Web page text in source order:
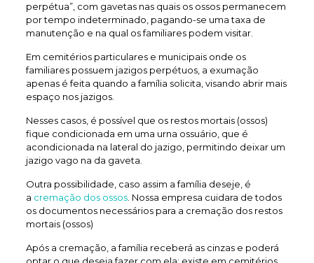
perpétua”, com gavetas nas quais os ossos permanecem
por tempo indeterminado, pagando-se uma taxa de
manutenção e na qual os familiares podem visitar.
Em cemitérios particulares e municipais onde os
familiares possuem jazigos perpétuos, a exumação
apenas é feita quando a família solicita, visando abrir mais
espaço nos jazigos.
Nesses casos, é possível que os restos mortais (ossos)
fique condicionada em uma urna ossuário, que é
acondicionada na lateral do jazigo, permitindo deixar um
jazigo vago na da gaveta.
Outra possibilidade, caso assim a família deseje, é
a cremação dos ossos. Nossa empresa cuidara de todos
os documentos necessários para a cremação dos restos
mortais (ossos)
Após a cremação, a família receberá as cinzas e poderá